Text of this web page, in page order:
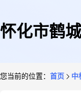
怀化市鹤
您当前的位置： 首页 中